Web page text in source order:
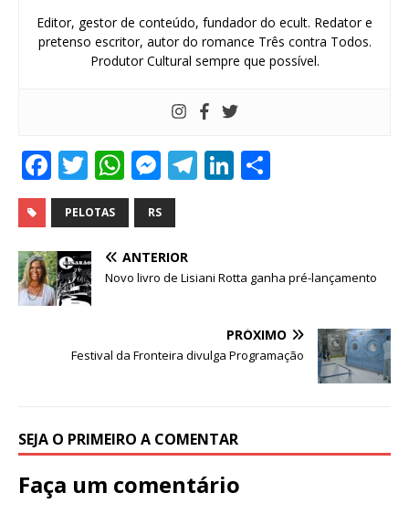
Editor, gestor de conteúdo, fundador do ecult. Redator e
pretenso escritor, autor do romance Três contra Todos.
Produtor Cultural sempre que possível.
F
a
c
e
b
o
T
w
it
te
r
W
h
at
s
A
M
e
ss
e
n
r
T
ra
Li
dI
PELOTAS RS
ANTERIOR
Novo livro de Lisiani Rotta ganha pré-lançamento
PRÓXIMO
Festival da Fronteira divulga Programação
SEJA O PRIMEIRO A COMENTAR
Faça um comentário